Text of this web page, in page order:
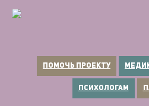
ПОМОЧЬ ПРОЕКТУ
ПСИХОЛОГАМ